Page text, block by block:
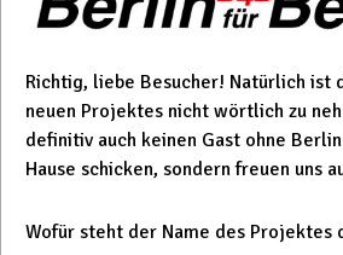
Richtig, liebe Besucher! Natürlich ist
neuen Projektes nicht wörtlich zu
definitiv auch keinen Gast ohne
Hause schicken, sondern freuen uns
Wofür steht der Name des Projektes